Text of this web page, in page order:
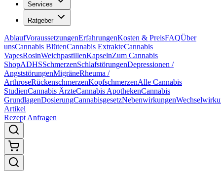
Services
Ratgeber
AblaufVoraussetzungenErfahrungenKosten & PreisFAQÜber
unsCannabis BlütenCannabis ExtrakteCannabis
VapesRosinWeichpastillenKapselnZum Cannabis
ShopADHSSchmerzenSchlafstörungenDepressionen /
AngststörungenMigräneRheuma /
ArthroseRückenschmerzenKopfschmerzenAlle Cannabis
StudienCannabis ÄrzteCannabis ApothekenCannabis
GrundlagenDosierungCannabisgesetzNebenwirkungen
Artikel
Rezept Anfragen